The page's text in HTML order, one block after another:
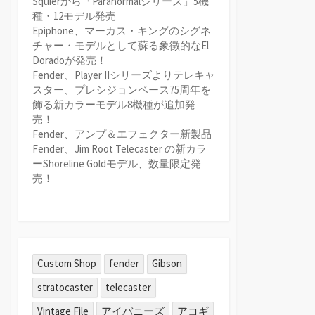
種・12モデル発売
Epiphone、マーカス・キングのシグネ
チャー・モデルとして蘇る象徴的なEl
Doradoが発売！
Fender、Player IIシリーズよりテレキャ
スター、プレシジョンベース75周年を
飾る新カラーモデル8機種が追加発
売！
Fender、アンプ＆エフェクター新製品
Fender、Jim Root Telecaster の新カラ
ーShoreline Goldモデル、数量限定発
売！
Custom Shop fender
Gibson
stratocaster
telecaster
Vintage File
アイバニーズ アコギ